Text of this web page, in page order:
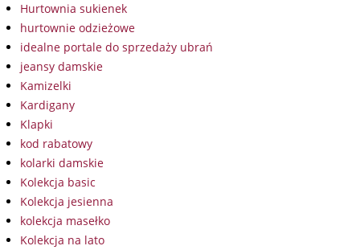
Hurtownia sukienek
hurtownie odzieżowe
idealne portale do sprzedaży ubrań
jeansy damskie
Kamizelki
Kardigany
Klapki
kod rabatowy
kolarki damskie
Kolekcja basic
Kolekcja jesienna
kolekcja masełko
Kolekcja na lato